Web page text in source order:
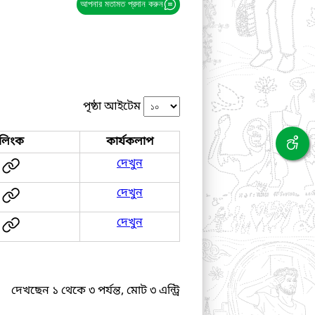
আপনার মতামত প্রদান করুন
পৃষ্ঠা আইটেম
কার্যকলাপ
দেখুন
দেখুন
দেখুন
দেখছেন ১ থেকে ৩ পর্যন্ত, মোট ৩ এন্ট্রি